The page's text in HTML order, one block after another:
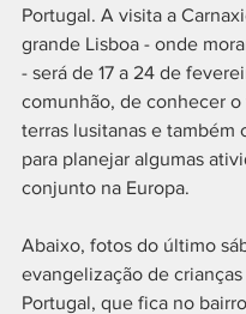
Portugal. A visita a
grande Lisboa - onde
- será de 17 a 24 de
comunhão, de conhecer o
terras lusitanas e também
para planejar algumas
conjunto na Europa.
Abaixo, fotos do último
evangelização de
Portugal, que fica no